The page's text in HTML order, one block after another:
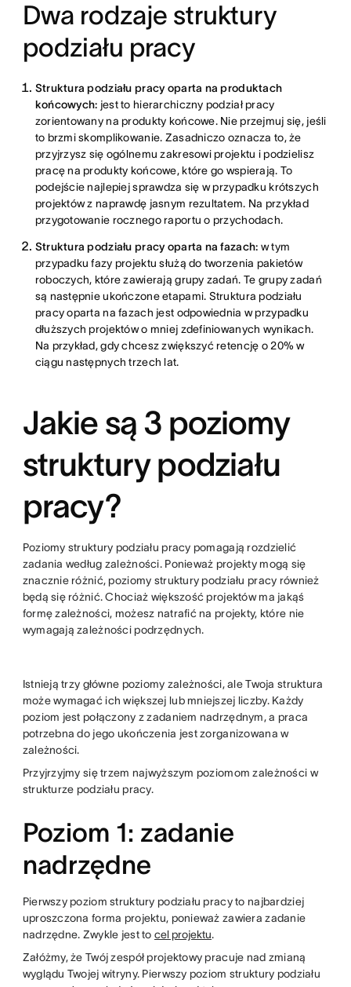
Dwa rodzaje struktury
podziału pracy
Struktura podziału pracy oparta na produktach
końcowych: jest to hierarchiczny podział pracy
zorientowany na produkty końcowe. Nie przejmuj się, jeśli
to brzmi skomplikowanie. Zasadniczo oznacza to, że
przyjrzysz się ogólnemu zakresowi projektu i podzielisz
pracę na produkty końcowe, które go wspierają. To
podejście najlepiej sprawdza się w przypadku krótszych
projektów z naprawdę jasnym rezultatem. Na przykład
przygotowanie rocznego raportu o przychodach.
Struktura podziału pracy oparta na fazach: w tym
przypadku fazy projektu służą do tworzenia pakietów
roboczych, które zawierają grupy zadań. Te grupy zadań
są następnie ukończone etapami. Struktura podziału
pracy oparta na fazach jest odpowiednia w przypadku
dłuższych projektów o mniej zdefiniowanych wynikach.
Na przykład, gdy chcesz zwiększyć retencję o 20% w
ciągu następnych trzech lat.
Jakie są 3 poziomy
struktury podziału
pracy?
Poziomy struktury podziału pracy pomagają rozdzielić
zadania według zależności. Ponieważ projekty mogą się
znacznie różnić, poziomy struktury podziału pracy również
będą się różnić. Chociaż większość projektów ma jakąś
formę zależności, możesz natrafić na projekty, które nie
wymagają zależności podrzędnych.
Istnieją trzy główne poziomy zależności, ale Twoja struktura
może wymagać ich większej lub mniejszej liczby. Każdy
poziom jest połączony z zadaniem nadrzędnym, a praca
potrzebna do jego ukończenia jest zorganizowana w
zależności.
Przyjrzyjmy się trzem najwyższym poziomom zależności w
strukturze podziału pracy.
Poziom 1: zadanie
nadrzędne
Pierwszy poziom struktury podziału pracy to najbardziej
uproszczona forma projektu, ponieważ zawiera zadanie
nadrzędne. Zwykle jest to cel projektu.
Załóżmy, że Twój zespół projektowy pracuje nad zmianą
wyglądu Twojej witryny. Pierwszy poziom struktury podziału